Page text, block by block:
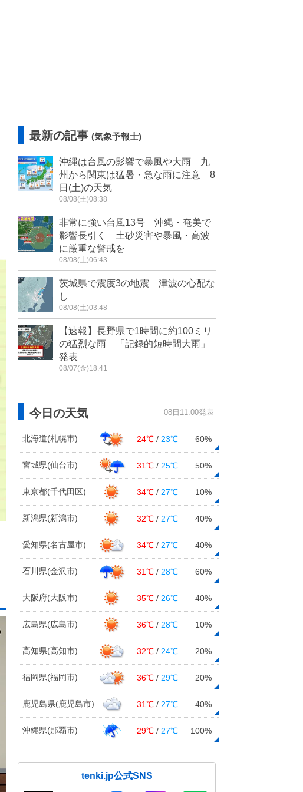
最新の記事 (気象予報士)
沖縄は台風の影響で暴風や大雨 九
州から関東は猛暑・急な雨に注意 8
日(土)の天気
08/08(土)08:38
非常に強い台風13号 沖縄・奄美で
影響長引く 土砂災害や暴風・高波
に厳重な警戒を
08/08(土)06:43
茨城県で震度3の地震 津波の心配な
し
08/08(土)03:48
【速報】長野県で1時間に約100ミリ
の猛烈な雨 「記録的短時間大雨」
発表
08/07(金)18:41
今日の天気 08日11:00発表
北海道(札幌市) 24℃ / 23℃ 60%
宮城県(仙台市) 31℃ / 25℃ 50%
東京都(千代田区) 34℃ / 27℃ 10%
新潟県(新潟市) 32℃ / 27℃ 40%
愛知県(名古屋市) 34℃ / 27℃ 40%
石川県(金沢市) 31℃ / 28℃ 60%
大阪府(大阪市) 35℃ / 26℃ 40%
広島県(広島市) 36℃ / 28℃ 10%
高知県(高知市) 32℃ / 24℃ 20%
福岡県(福岡市) 36℃ / 29℃ 20%
鹿児島県(鹿児島市) 31℃ / 27℃ 40%
沖縄県(那覇市) 29℃ / 27℃ 100%
tenki.jp公式SNS